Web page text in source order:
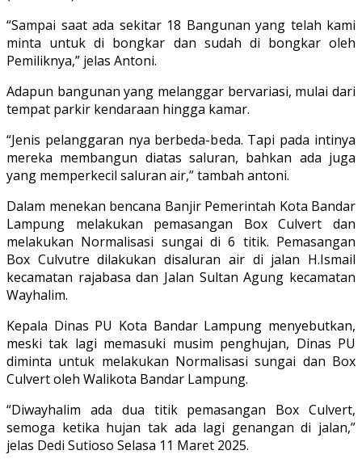
“Sampai saat ada sekitar 18 Bangunan yang telah kami
minta untuk di bongkar dan sudah di bongkar oleh
Pemiliknya,” jelas Antoni.
Adapun bangunan yang melanggar bervariasi, mulai dari
tempat parkir kendaraan hingga kamar.
“Jenis pelanggaran nya berbeda-beda. Tapi pada intinya
mereka membangun diatas saluran, bahkan ada juga
yang memperkecil saluran air,” tambah antoni.
Dalam menekan bencana Banjir Pemerintah Kota Bandar
Lampung melakukan pemasangan Box Culvert dan
melakukan Normalisasi sungai di 6 titik. Pemasangan
Box Culvutre dilakukan disaluran air di jalan H.Ismail
kecamatan rajabasa dan Jalan Sultan Agung kecamatan
Wayhalim.
Kepala Dinas PU Kota Bandar Lampung menyebutkan,
meski tak lagi memasuki musim penghujan, Dinas PU
diminta untuk melakukan Normalisasi sungai dan Box
Culvert oleh Walikota Bandar Lampung.
“Diwayhalim ada dua titik pemasangan Box Culvert,
semoga ketika hujan tak ada lagi genangan di jalan,”
jelas Dedi Sutioso Selasa 11 Maret 2025.